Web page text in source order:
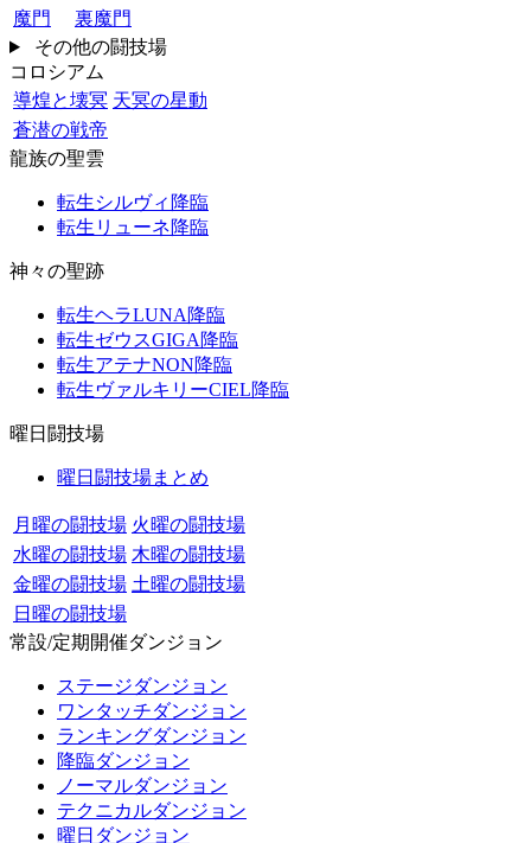
魔門
裏魔門
その他の闘技場
コロシアム
導煌と壊冥 天冥の星動
蒼潜の戦帝
龍族の聖雲
転生シルヴィ降臨
転生リューネ降臨
神々の聖跡
転生ヘラLUNA降臨
転生ゼウスGIGA降臨
転生アテナNON降臨
転生ヴァルキリーCIEL降臨
曜日闘技場
曜日闘技場まとめ
月曜の闘技場 火曜の闘技場
水曜の闘技場 木曜の闘技場
金曜の闘技場 土曜の闘技場
日曜の闘技場
常設/定期開催ダンジョン
ステージダンジョン
ワンタッチダンジョン
ランキングダンジョン
降臨ダンジョン
ノーマルダンジョン
テクニカルダンジョン
曜日ダンジョン